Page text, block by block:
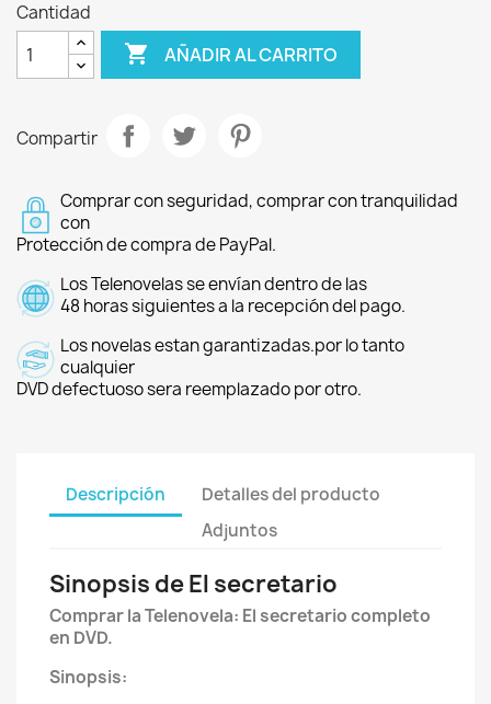
Cantidad
 AÑADIR AL CARRITO
Compartir
Comprar con seguridad, comprar con tranquilidad
con
Protección de compra de PayPal.
Los Telenovelas se envían dentro de las
48 horas siguientes a la recepción del pago.
Los novelas estan garantizadas.por lo tanto
cualquier
DVD defectuoso sera reemplazado por otro.
Descripción
Detalles del producto
Adjuntos
Sinopsis de El secretario
Comprar la Telenovela: El secretario completo
en DVD.
Sinopsis: